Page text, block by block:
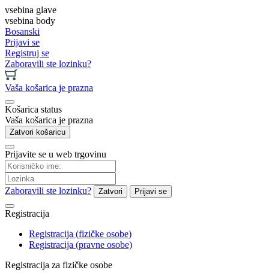
vsebina glave
vsebina body
Bosanski
Prijavi se
Registruj se
Zaboravili ste lozinku?
Vaša košarica je prazna
Košarica status
Vaša košarica je prazna
Zatvori košaricu
Prijavite se u web trgovinu
Zaboravili ste lozinku? Zatvori Prijavi se
Registracija
Registracija (fizičke osobe)
Registracija (pravne osobe)
Registracija za fizičke osobe